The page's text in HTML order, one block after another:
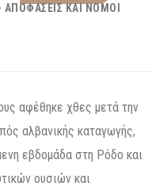
ΚΑΙ ΝΌΜΟΙ
αφέθηκε χθες μετά την
αλβανικής καταγωγής,
εβδομάδα στη Ρόδο και
ουσιών και